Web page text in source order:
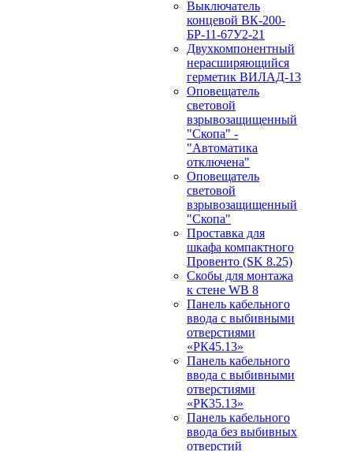
Выключатель
концевой ВК-200-
БР-11-67У2-21
Двухкомпонентный
нерасширяющийся
герметик ВИЛАД-13
Оповещатель
световой
взрывозащищенный
"Скопа" -
"Автоматика
отключена"
Оповещатель
световой
взрывозащищенный
"Скопа"
Проставка для
шкафа компактного
Провенто (SK 8.25)
Скобы для монтажа
к стене WB 8
Панель кабельного
ввода с выбивными
отверстиями
«РК45.13»
Панель кабельного
ввода с выбивными
отверстиями
«РК35.13»
Панель кабельного
ввода без выбивных
отверстий